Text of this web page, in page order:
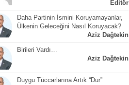
Editör
Daha Partinin İsmini Koruyamayanlar,
Ülkenin Geleceğini Nasıl Koruyacak?
Aziz Dağtekin
Birileri Vardı…
Aziz Dağtekin
Duygu Tüccarlarına Artık “Dur”